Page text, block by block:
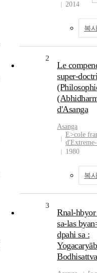
2014
복
2
Le
super-
d'Asanga
Asanga
E>cole
1980
복
3
Rnal-
sa-las
dpahi sa :